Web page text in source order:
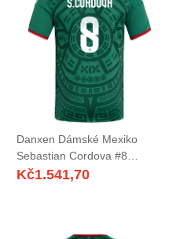
Danxen Dámské Mexiko
Sebastian Cordova #8
Zelená Bílá Červená Domů
Kč1.541,70